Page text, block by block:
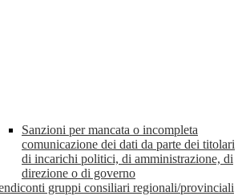
Sanzioni per mancata o incompleta
comunicazione dei dati da parte dei titolari
di incarichi politici, di amministrazione, di
direzione o di governo
gruppi consiliari regionali/provinciali